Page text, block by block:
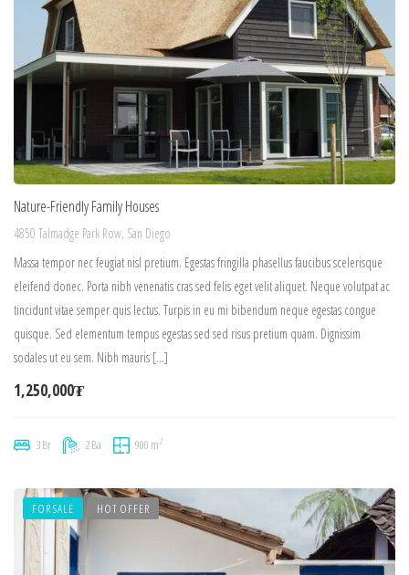
Nature-Friendly Family Houses
4850 Talmadge Park Row, San Diego
Massa tempor nec feugiat nisl pretium. Egestas fringilla phasellus faucibus scelerisque
eleifend donec. Porta nibh venenatis cras sed felis eget velit aliquet. Neque volutpat ac
tincidunt vitae semper quis lectus. Turpis in eu mi bibendum neque egestas congue
quisque. Sed elementum tempus egestas sed sed risus pretium quam. Dignissim
sodales ut eu sem. Nibh mauris […]
1,250,000₮
3 Br 2 Ba 900 m2
FOR SALE HOT OFFER